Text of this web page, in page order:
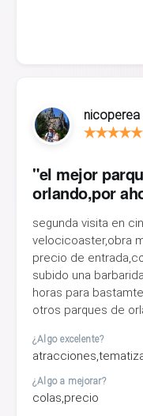
nicoperea
"el mejor
orlando,por
segunda visita en
velocicoaster,obra
precio de
subido una
horas para
otros parques de
¿Algo excelente?
¿Algo a mejorar?
colas,precio